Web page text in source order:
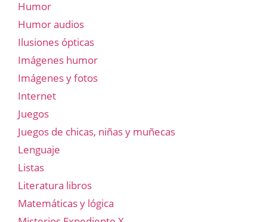
Humor
Humor audios
Ilusiones ópticas
Imágenes humor
Imágenes y fotos
Internet
Juegos
Juegos de chicas, niñas y muñecas
Lenguaje
Listas
Literatura libros
Matemáticas y lógica